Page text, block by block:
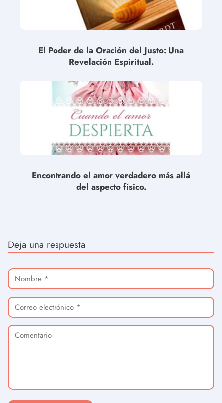
El Poder de la Oración del Justo: Una
Revelación Espiritual.
Encontrando el amor verdadero más allá
del aspecto físico.
Deja una respuesta